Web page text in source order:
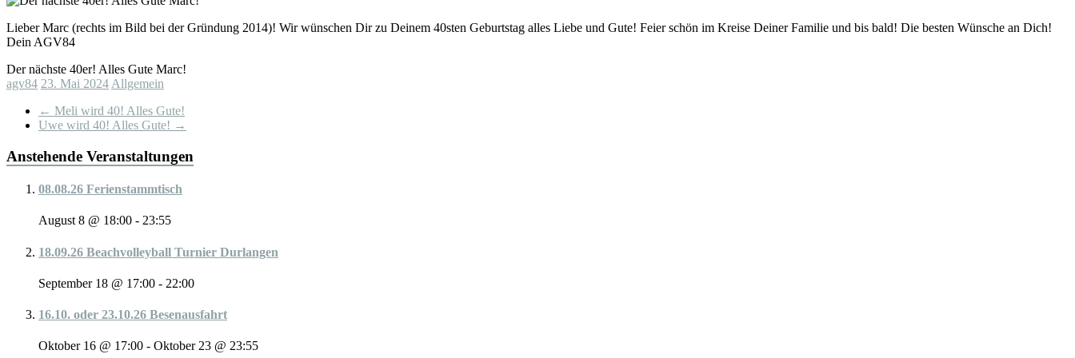
Lieber Marc (rechts im Bild bei der Gründung 2014)! Wir wünschen Dir zu Deinem 40sten Geburtstag alles Liebe und Gute! Feier schön im Kreise Deiner Familie und bis bald! Die besten Wünsche an Dich!
Dein AGV84
Der nächste 40er! Alles Gute Marc!
agv84 23. Mai 2024 Allgemein
← Meli wird 40! Alles Gute!
Uwe wird 40! Alles Gute! →
Anstehende Veranstaltungen
08.08.26 Ferienstammtisch
August 8 @ 18:00 - 23:55
18.09.26 Beachvolleyball Turnier Durlangen
September 18 @ 17:00 - 22:00
16.10. oder 23.10.26 Besenausfahrt
Oktober 16 @ 17:00 - Oktober 23 @ 23:55